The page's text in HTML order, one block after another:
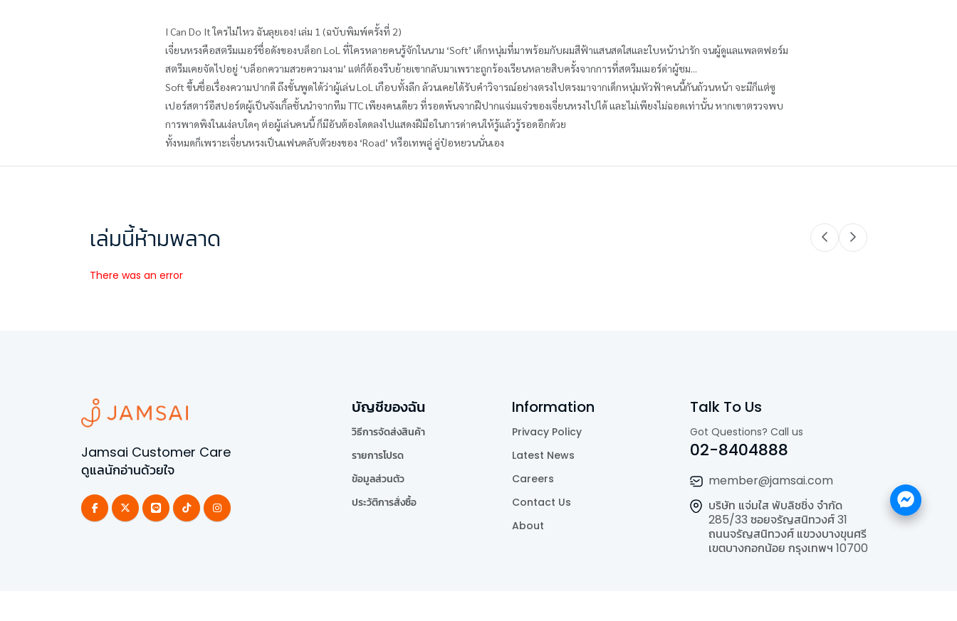
I Can Do It ใครไม่ไหว ฉันลุยเอง! เล่ม 1 (ฉบับพิมพ์ครั้งที่ 2)
เจี่ยนหรงคือสตรีมเมอร์ชื่อดังของบล็อก LoL ที่ใครหลายคนรู้จักในนาม ‘Soft’ เด็กหนุ่มที่มาพร้อมกับผมสีฟ้าแสนสดใสและใบหน้าน่ารัก จนผู้ดูแลแพลตฟอร์ม
สตรีมเคยจัดไปอยู่ ‘บล็อกความสวยความงาม’ แต่ก็ต้องรีบย้ายเขากลับมาเพราะถูกร้องเรียนหลายสิบครั้งจากการที่สตรีมเมอร์ด่าผู้ชม...
Soft ขึ้นชื่อเรื่องความปากดี ถึงขั้นพูดได้ว่าผู้เล่น LoL เกือบทั้งลีก ล้วนเคยได้รับคำวิจารณ์อย่างตรงไปตรงมาจากเด็กหนุ่มหัวฟ้าคนนี้กันถ้วนหน้า จะมีก็แต่ซู
เปอร์สตาร์อีสปอร์ตผู้เป็นจังเกิ้ลชั้นนำจากทีม TTC เพียงคนเดียว ที่รอดพ้นจากฝีปากแจ่มแจ๋วของเจี่ยนหรงไปได้ และไม่เพียงไม่ฉอดเท่านั้น หากเขาตรวจพบ
การพาดพิงในแง่ลบใดๆ ต่อผู้เล่นคนนี้ ก็มีอันต้องโดดลงไปแสดงฝีมือในการด่าคนให้รู้แล้วรู้รอดอีกด้วย
ทั้งหมดก็เพราะเจี่ยนหรงเป็นแฟนคลับตัวยงของ ‘Road’ หรือเทพลู่ ลู่ป๋อหยวนนั่นเอง
เล่มนี้ห้ามพลาด
There was an error
Jamsai Customer Care
ดูแลนักอ่านด้วยใจ
บัญชีของฉัน
วิธีการจัดส่งสินค้า
รายการโปรด
ข้อมูลส่วนตัว
ประวัติการสั่งซื้อ
Information
Privacy Policy
Latest News
Careers
Contact Us
About
Talk To Us
Got Questions? Call us
02-8404888
member@jamsai.com
บริษัท แจ่มใส พับลิชชิ่ง จำกัด
285/33 ซอยจรัญสนิทวงศ์ 31
ถนนจรัญสนิทวงศ์ แขวงบางขุนศรี
เขตบางกอกน้อย กรุงเทพฯ 10700